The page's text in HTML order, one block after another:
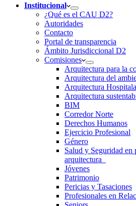
Institucional
¿Qué es el CAU D2?
Autoridades
Contacto
Portal de transparencia
Ámbito Jurisdiccional D2
Comisiones
Arquitectura para la
Arquitectura del
Arquitectura
Arquitectura
BIM
Corredor Norte
Derechos Humanos
Ejercicio Profesional
Género
Salud y Seguridad en
arquitectura
Jóvenes
Patrimonio
Pericias y Tasaciones
Profesionales en